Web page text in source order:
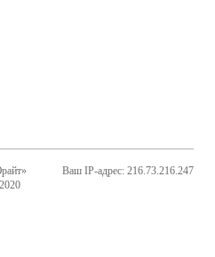
Ваш IP-адрес: 216.73.216.247